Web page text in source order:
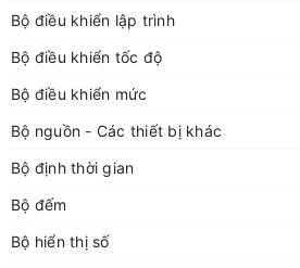
Bộ điều khiển lập trình
Bộ điều khiển tốc độ
Bộ điều khiển mức
Bộ nguồn - Các thiết bị khác
Bộ định thời gian
Bộ đếm
Bộ hiển thị số